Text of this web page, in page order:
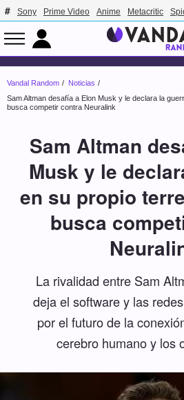
Sony Prime Video Anime Metacritic
Vandal Random
Noticias
Sam Altman desafía a Elon Musk y le declara la
busca competir contra Neuralink
Sam Altman
Musk y le
en su propio
busca
La rivalidad entre Sam
deja el software y las
por el futuro de la
cerebro humano y los